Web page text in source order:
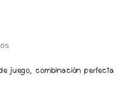
juego, combinación perfecta